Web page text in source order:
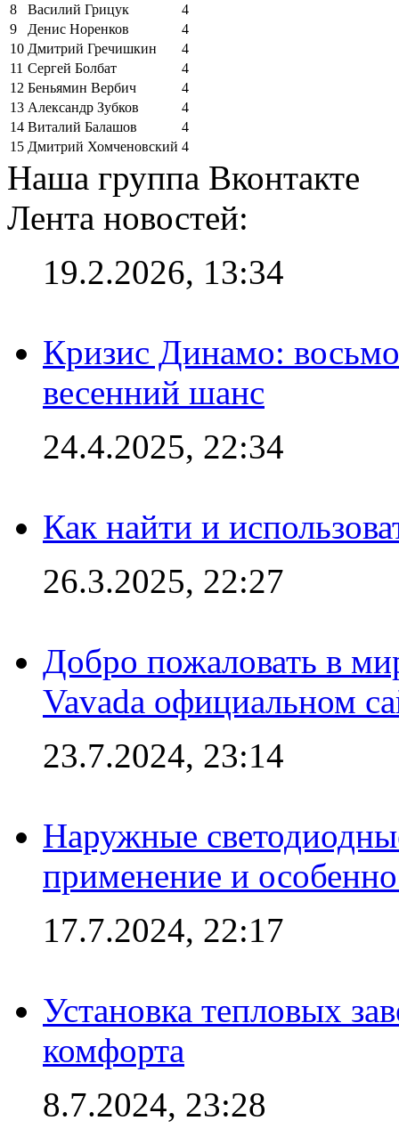
8
Василий Грицук
4
9
Денис Норенков
4
10 Дмитрий Гречишкин
4
11 Сергей Болбат
4
12 Беньямин Вербич
4
13 Александр Зубков
4
14 Виталий Балашов
4
15 Дмитрий Хомченовский 4
Наша группа Вконтакте
Лента новостей:
19.2.2026, 13:34
Кризис Динамо:
весенний шанс
24.4.2025, 22:34
Как найти и
26.3.2025, 22:27
Добро пожаловать в
Vavada официальном
23.7.2024, 23:14
Наружные
применение и
17.7.2024, 22:17
Установка тепловых
комфорта
8.7.2024, 23:28